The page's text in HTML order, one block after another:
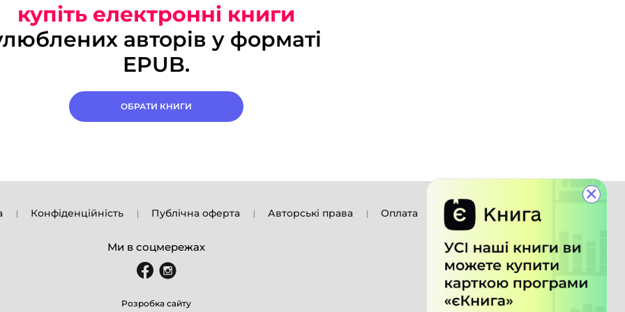
×
купіть електронні книги
авторів у форматі
EPUB.
ОБРАТИ КНИГИ
Конфіденційність Публічна оферта Авторські права Оплата
Ми в соцмережах
Розробка сайту